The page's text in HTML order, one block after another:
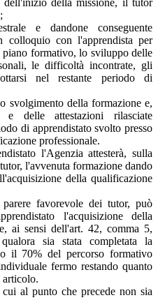
e dandone conseguente
colloquio con l'apprendista per
formativo, lo sviluppo delle
le difficoltà incontrate, gli
nel restante periodo di
svolgimento della formazione e,
delle attestazioni rilasciate
di apprendistato svolto presso
professionale.
l'Agenzia attesterà, sulla
l'avvenuta formazione dando
della qualificazione
favorevole dei tutor, può
l'acquisizione della
ai sensi dell'art. 42, comma 5,
sia stata completata la
il 70% del percorso formativo
fermo restando quanto
articolo.
al punto che precede non sia